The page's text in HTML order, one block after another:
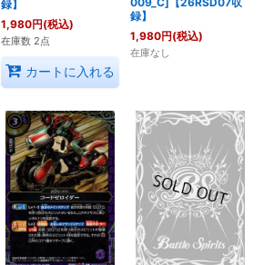
録】
1,980円(税込)
在庫数 2点
カートに入れる
録】
1,980円(税込)
在庫なし